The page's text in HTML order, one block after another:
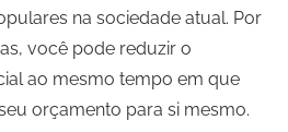
na sociedade atual. Por
você pode reduzir o
ao mesmo tempo em que
orçamento para si mesmo.